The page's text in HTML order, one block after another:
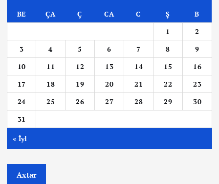
BE ÇA Ç CA C Ş
B
1
2
3
4 5 6 7 8
9
10
11 12 13 14 15
16
17
18 19 20 21 22
23
24
25 26 27 28 29
30
31
« İyl
Axtar